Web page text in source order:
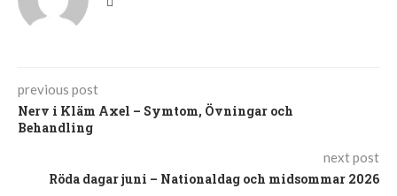
previous post
Nerv i Kläm Axel – Symtom, Övningar och
Behandling
next post
Röda dagar juni – Nationaldag och midsommar 2026